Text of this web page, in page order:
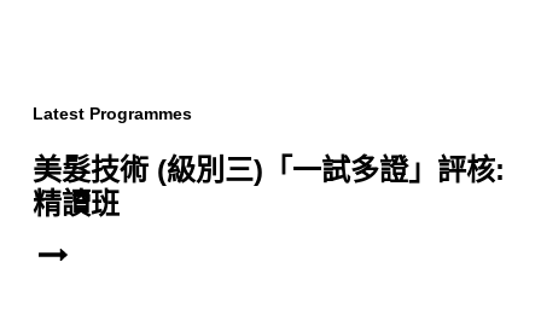
Latest Programmes
美髮技術 (級別三)「一試多證」評核:
精讀班